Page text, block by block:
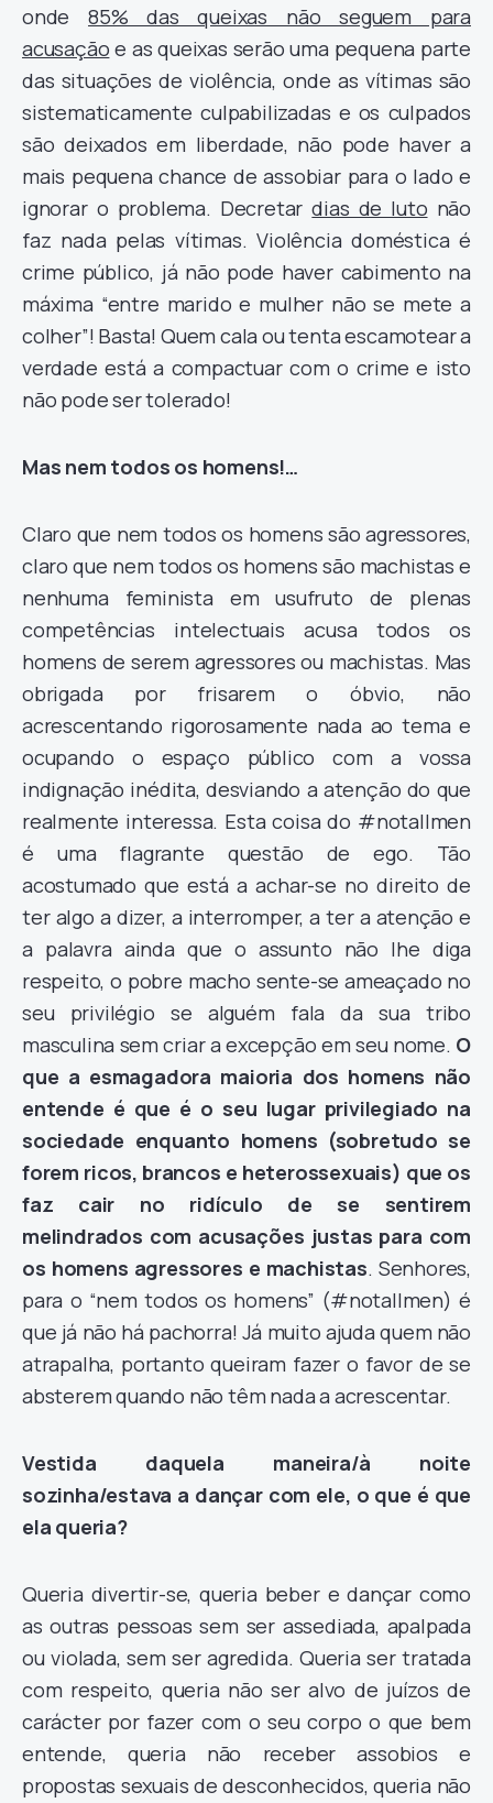
onde85% das queixas não seguem para
acusação e as queixas serão uma pequena parte
das situações de violência, onde as vítimas são
sistematicamente culpabilizadas e os culpados
são deixados em liberdade, não pode haver a
mais pequena chance de assobiar para o lado e
ignorar o problema. Decretardias de luto não
faz nada pelas vítimas. Violência doméstica é
crime público, já não pode haver cabimento na
máxima “entre marido e mulher não se mete a
colher”! Basta! Quem cala ou tenta escamotear a
verdade está a compactuar com o crime e isto
não pode ser tolerado!
Mas nem todos os homens!…
Claro que nem todos os homens são agressores,
claro que nem todos os homens são machistas e
nenhuma feminista em usufruto de plenas
competências intelectuais acusa todos os
homens de serem agressores ou machistas. Mas
obrigada por frisarem o óbvio, não
acrescentando rigorosamente nada ao tema e
ocupando o espaço público com a vossa
indignação inédita, desviando a atenção do que
realmente interessa. Esta coisa do #notallmen
é uma flagrante questão de ego. Tão
acostumado que está a achar-se no direito de
ter algo a dizer, a interromper, a ter a atenção e
a palavra ainda que o assunto não lhe diga
respeito, o pobre macho sente-se ameaçado no
seu privilégio se alguém fala da sua tribo
masculina sem criar a excepção em seu nome. O
que a esmagadora maioria dos homens não
entende é que é o seu lugar privilegiado na
sociedade enquanto homens (sobretudo se
forem ricos, brancos e heterossexuais) que os
faz cair no ridículo de se sentirem
melindrados com acusações justas para com
os homens agressores e machistas. Senhores,
para o “nem todos os homens” (#notallmen) é
que já não há pachorra! Já muito ajuda quem não
atrapalha, portanto queiram fazer o favor de se
absterem quando não têm nada a acrescentar.
Vestida daquela maneira/à noite
sozinha/estava a dançar com ele, o que é que
ela queria?
Queria divertir-se, queria beber e dançar como
as outras pessoas sem ser assediada, apalpada
ou violada, sem ser agredida. Queria ser tratada
com respeito, queria não ser alvo de juízos de
carácter por fazer com o seu corpo o que bem
entende, queria não receber assobios e
propostas sexuais de desconhecidos, queria não